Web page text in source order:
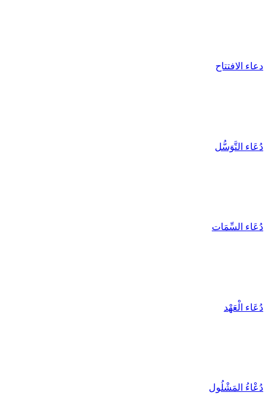
دعاء الافتتاح
دُعَاء التَّوَسُّل
دُعَاء السِّمَات
دُعَاء الْعَهْد
دُعْاءُ المَشْلُول